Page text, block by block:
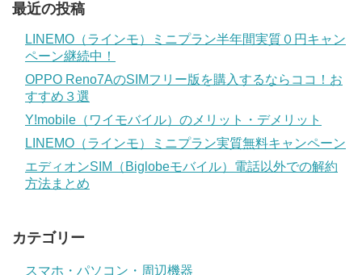
最近の投稿
LINEMO（ラインモ）ミニプラン半年間実質０円キャン
ペーン継続中！
OPPO Reno7AのSIMフリー版を購入するならココ！お
すすめ３選
Y!mobile（ワイモバイル）のメリット・デメリット
LINEMO（ラインモ）ミニプラン実質無料キャンペーン
エディオンSIM（Biglobeモバイル）電話以外での解約
方法まとめ
カテゴリー
スマホ・パソコン・周辺機器